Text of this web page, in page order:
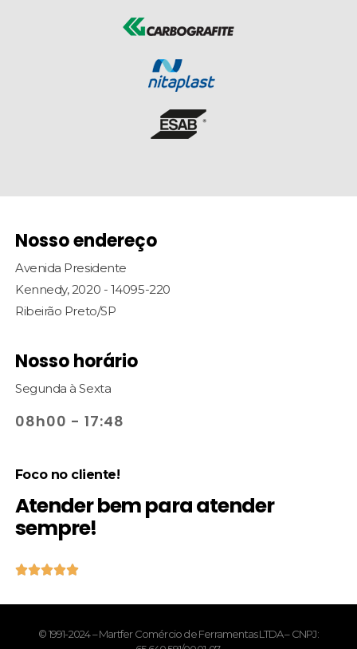
Nosso endereço
Avenida Presidente
Kennedy, 2020 - 14095-220
Ribeirão Preto/SP
Nosso horário
Segunda à Sexta
08h00 - 17:48
Foco no cliente!
Atender bem para atender
sempre!

© 1991-2024 – Martfer Comércio de Ferramentas LTDA – CNPJ: